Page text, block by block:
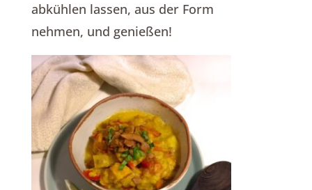
abkühlen lassen, aus der Form
nehmen, und genießen!